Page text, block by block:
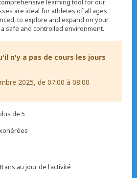
learning tool for our
are ideal for athletes of all ages
to explore and expand on your
safe and controlled environment.
n'y a pas de cours les jours
2025, de 07:00 à 08:00
de 5
ans au jour de l'activité